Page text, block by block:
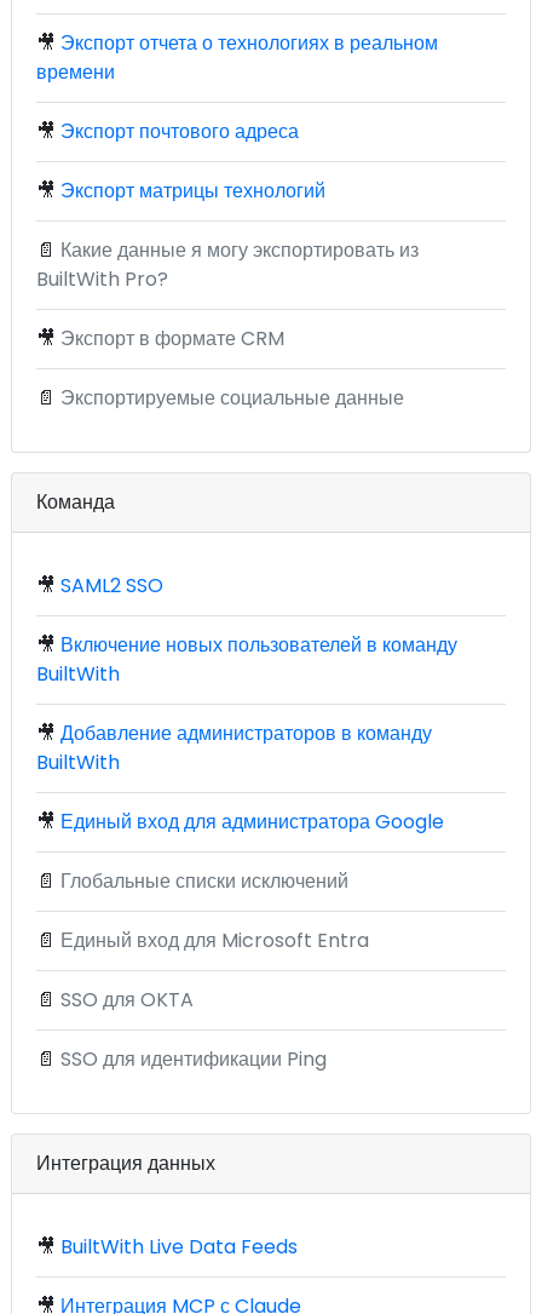
🎥 Экспорт отчета о технологиях в реальном
времени
🎥 Экспорт почтового адреса
🎥 Экспорт матрицы технологий
📄 Какие данные я могу экспортировать из
BuiltWith Pro?
🎥 Экспорт в формате CRM
📄 Экспортируемые социальные данные
Команда
🎥 SAML2 SSO
🎥 Включение новых пользователей в команду
BuiltWith
🎥 Добавление администраторов в команду
BuiltWith
🎥 Единый вход для администратора Google
📄 Глобальные списки исключений
📄 Единый вход для Microsoft Entra
📄 SSO для OKTA
📄 SSO для идентификации Ping
Интеграция данных
🎥 BuiltWith Live Data Feeds
🎥 Интеграция MCP с Claude